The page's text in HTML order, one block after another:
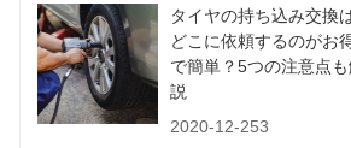
タイヤの持ち込み交換
どこに依頼するのがお
で簡単？5つの注意点
説
2020-12-253